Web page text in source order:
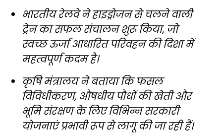
भारतीय रेलवे ने हाइड्रोजन से चलने वाली
ट्रेन का सफल संचालन शुरू किया, जो
स्वच्छ ऊर्जा आधारित परिवहन की दिशा में
महत्वपूर्ण कदम है।
कृषि मंत्रालय ने बताया कि फसल
विविधीकरण, औषधीय पौधों की खेती और
भूमि संरक्षण के लिए विभिन्न सरकारी
योजनाएं प्रभावी रूप से लागू की जा रही हैं।